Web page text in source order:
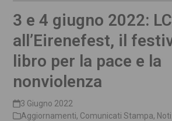
3 e 4 giugno 2022:
all’Eirenefest, il
libro per la pace e la
nonviolenza
3 Giugno 2022
Aggiornamenti, Comunicati Stampa,